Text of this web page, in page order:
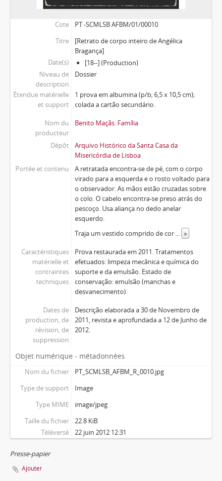
Cote
PT -SCMLSB AFBM/01/00010
Titre
[Retrato de corpo inteiro de Angélica
Bragança]
Date(s)
[18--] (Production)
Niveau de
description
Dossier
Étendue matérielle
et support
1 prova em albumina (p/b; 6,5 x 10,5 cm);
colada a cartão secundário.
Nom du
producteur
Benito Maçãs. Família
Dépôt
Arquivo Histórico da Santa Casa da
Misericórdia de Lisboa
Portée et contenu
A retratada encontra-se de pé, com o corpo
virado para a esquerda e o rosto voltado para
o observador. As mãos estão cruzadas sobre
o colo. O cabelo encontra-se preso atrás do
pescoço. Usa aliança no dedo anelar
esquerdo.
Traja um vestido comprido de cor ... »
Caractéristiques
matérielle et
contraintes
techniques
Prova restaurada em 2011. Tratamentos
efetuados: limpeza mecânica e química do
suporte e da emulsão. Estado de
conservação: emulsão (manchas e
desvanecimento).
Dates de
production, de
révision, de
suppression
Descrição elaborada a 30 de Novembro de
2011, revista e aprofundada a 12 de Junho de
2012.
Objet numérique - métadonnées
Nom du fichier
PT_SCMLSB_AFBM_R_0010.jpg
Type de support
Image
Type MIME
image/jpeg
Taille du fichier
22.8 KiB
Téléversé
22 juin 2012 12:31
Presse-papier
Ajouter